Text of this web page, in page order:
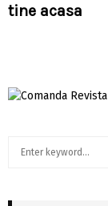
tine acasa